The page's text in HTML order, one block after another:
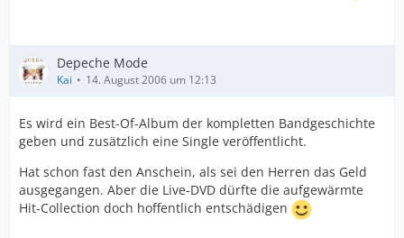
Depeche Mode
Kai 14. August 2006 um 12:13
Es wird ein Best-Of-Album der kompletten Bandgeschichte
geben und zusätzlich eine Single veröffentlicht.
Hat schon fast den Anschein, als sei den Herren das Geld
ausgegangen. Aber die Live-DVD dürfte die aufgewärmte
Hit-Collection doch hoffentlich entschädigen